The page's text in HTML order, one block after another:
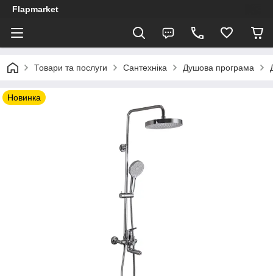
Flapmarket
Товари та послуги Сантехніка Душова програма
Новинка